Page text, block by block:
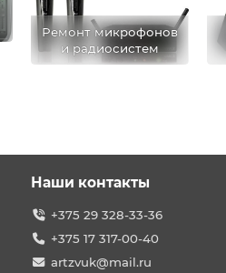
Ремонт микрофонов
и радиосистем
Наши контакты
+375 29 328-33-36
+375 17 317-00-40
artzvuk@mail.ru